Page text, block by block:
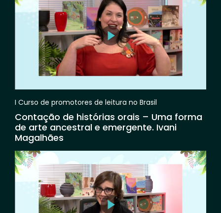
I Curso de promotores de leitura no Brasil
Contação de histórias orais – Uma forma
de arte ancestral e emergente. Ivani
Magalhães